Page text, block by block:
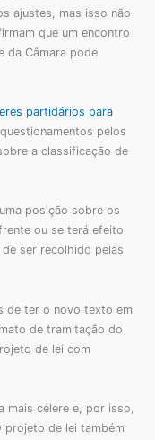
ajustes, mas isso não
que um encontro
da Câmara pode
partidários para
pelos
a classificação de
posição sobre os
ou se terá efeito
ser recolhido pelas
de ter o novo texto em
de tramitação do
de lei com
mais célere e, por isso,
projeto de lei também